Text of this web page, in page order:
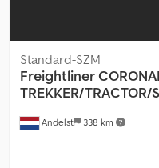
Andelst 338 km
Standard-SZM
Freightliner
TREKKER/TRACTOR/